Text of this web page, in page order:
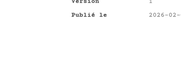
Version
1
Publié le
2026-02-